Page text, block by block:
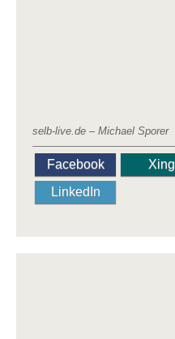
selb-live.de – Michael Sporer
Facebook Xing
LinkedIn